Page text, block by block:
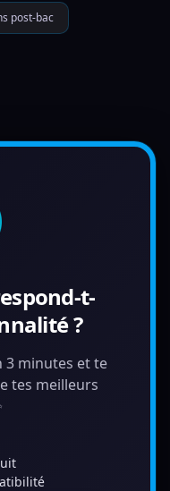
post-bac
t-
?
3 minutes et te
tes meilleurs